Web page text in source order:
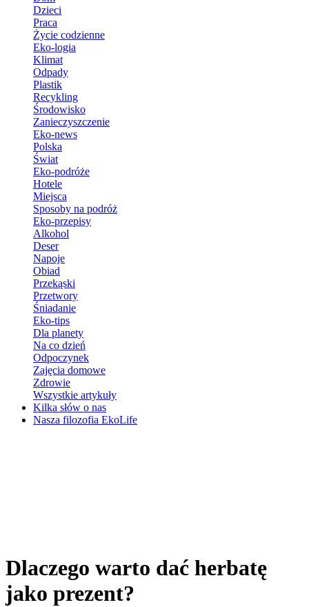
Dzieci
Praca
Życie codzienne
Eko-logia
Klimat
Odpady
Plastik
Recykling
Środowisko
Zanieczyszczenie
Eko-news
Polska
Świat
Eko-podróże
Hotele
Miejsca
Sposoby na podróż
Eko-przepisy
Alkohol
Deser
Napoje
Obiad
Przekąski
Przetwory
Śniadanie
Eko-tips
Dla planety
Na co dzień
Odpoczynek
Zajęcia domowe
Zdrowie
Wszystkie artykuły
Kilka słów o nas
Nasza filozofia EkoLife
Dlaczego warto dać herbatę
jako prezent?